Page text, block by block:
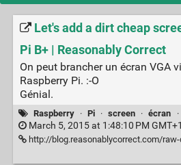
Let's add a dirt cheap
Pi B+ | Reasonably Correct
On peut brancher un écran VGA
Raspberry Pi. :-O
Génial.
Raspberry · Pi · screen · écran ·
March 5, 2015 at 1:48:10 PM
http://blog.reasonablycorrect.com/